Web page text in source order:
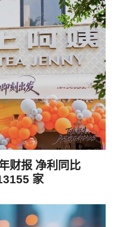
财报 净利同比
家